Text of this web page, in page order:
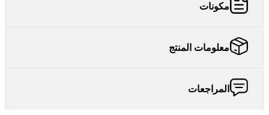
مكونات
معلومات المنتج
المراجعات